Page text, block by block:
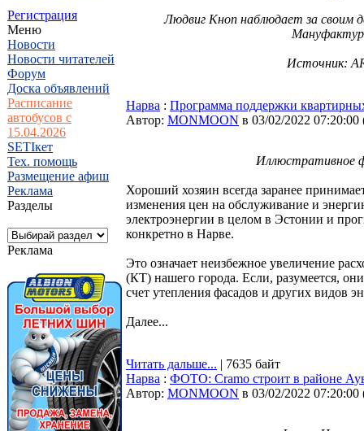
Регистрация
Меню
Новости
Новости читателей
Форум
Доска объявлений
Расписание
автобусов с
15.04.2026
SETIкет
Тех. помощь
Размещение афиш
Реклама
Разделы
Реклама
Людвиг Кноп наблюдает за своим
Источник:
Нарва : Программа поддержки
Автор: MONMOON в 03/02/2022 07:20:00
Иллюстративное
Хороший хозяин всегда заранее
изменения цен на обслуживание и
электроэнергии в целом в Эстонии и
конкретно в Нарве.
Это означает неизбежное увеличение
(КТ) нашего города. Если, разумеется,
счет утепления фасадов и других видов
Далее...
Читать дальше... | 7635 байт
Нарва : ФОТО: Cramo строит в районе
Автор: MONMOON в 03/02/2022 07:20:00